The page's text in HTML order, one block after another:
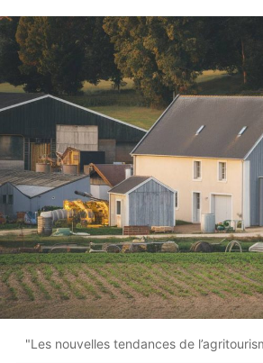
"Les nouvelles tendances de